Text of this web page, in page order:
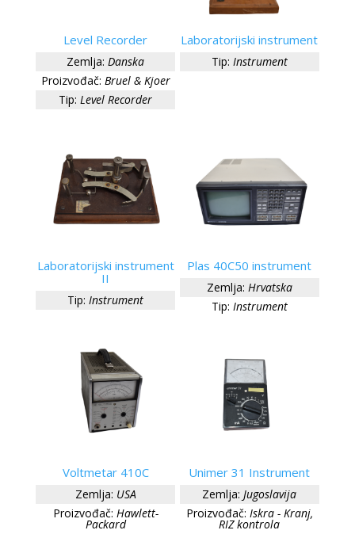
Level Recorder
Zemlja: Danska
Proizvođač: Bruel & Kjoer
Tip: Level Recorder
Laboratorijski instrument
Tip: Instrument
Laboratorijski instrument
II
Tip: Instrument
Plas 40C50 instrument
Zemlja: Hrvatska
Tip: Instrument
Voltmetar 410C
Zemlja: USA
Proizvođač: Hawlett-
Packard
Unimer 31 Instrument
Zemlja: Jugoslavija
Proizvođač: Iskra - Kranj,
RIZ kontrola